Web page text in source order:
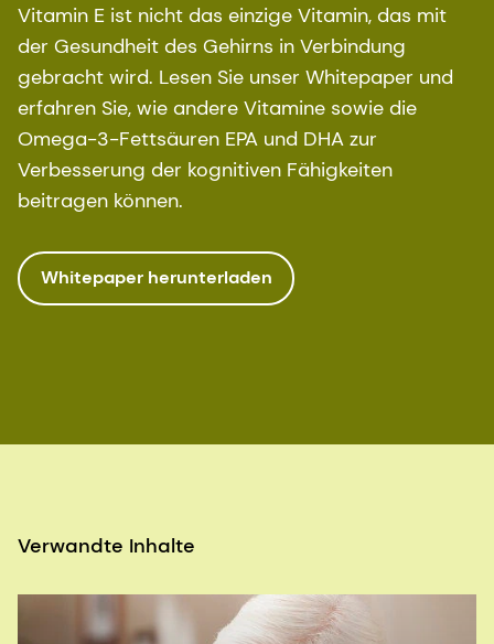
September 2017)
Vitamin E ist nicht das einzige Vitamin, das mit
der Gesundheit des Gehirns in Verbindung
gebracht wird. Lesen Sie unser Whitepaper und
erfahren Sie, wie andere Vitamine sowie die
Omega-3-Fettsäuren EPA und DHA zur
Verbesserung der kognitiven Fähigkeiten
beitragen können.
Whitepaper herunterladen
Verwandte Inhalte